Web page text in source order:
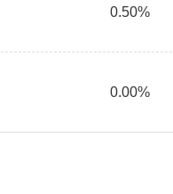
0.50%
0.00%